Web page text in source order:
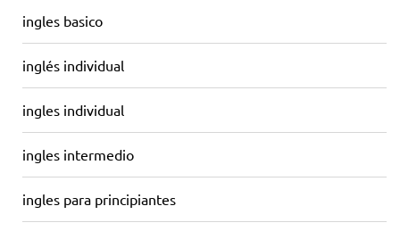
ingles basico
inglés individual
ingles individual
ingles intermedio
ingles para principiantes